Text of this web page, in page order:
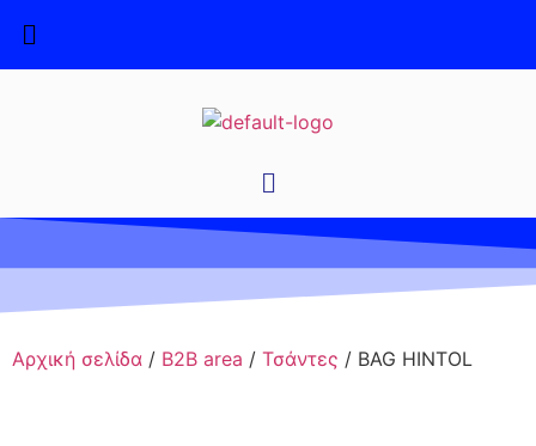
Αρχική σελίδα / B2B area / Τσάντες / BAG HINTOL